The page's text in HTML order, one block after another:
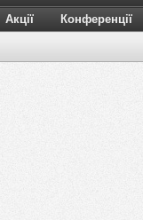
Акції Конференції